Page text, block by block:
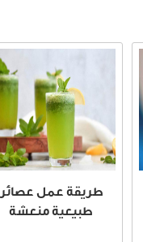
طريقة عمل
طبيعية منعشة